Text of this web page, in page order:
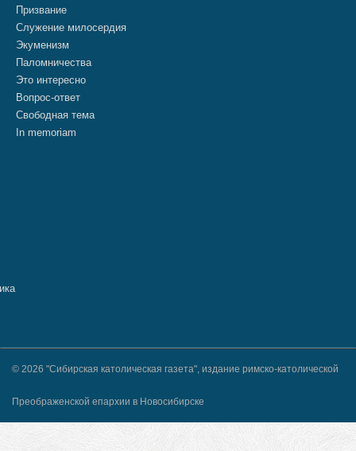
Призвание
Служение милосердия
Экуменизм
Паломничества
Это интересно
Вопрос-ответ
Свободная тема
In memoriam
© 2026 "Сибирская католическая газета", издание римско-католической
Преображенской епархии в Новосибирске